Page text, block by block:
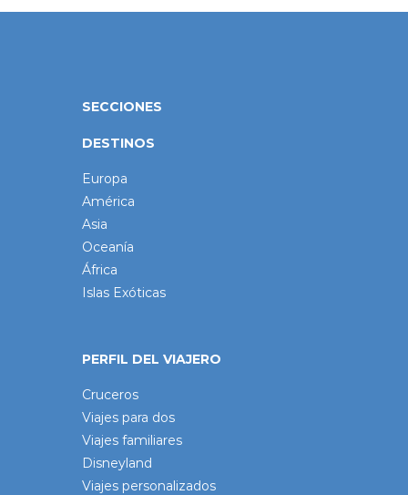
SECCIONES
DESTINOS
Europa
América
Asia
Oceanía
África
Islas Exóticas
PERFIL DEL VIAJERO
Cruceros
Viajes para dos
Viajes familiares
Disneyland
Viajes personalizados